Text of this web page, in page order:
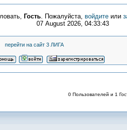
Гость. Пожалуйста, войдите или
07 August 2026, 04:33:43
перейти на сайт 3 ЛИГА
0 Пользователей и 1